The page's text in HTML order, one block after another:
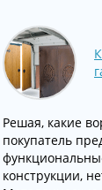
Решая, какие
покупатель
конструкции,